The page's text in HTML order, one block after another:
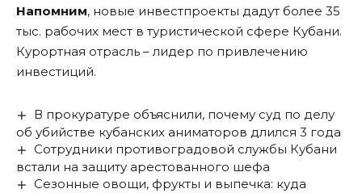
Напомним, новые инвестпроекты дадут более 35
тыс. рабочих мест в туристической сфере Кубани.
Курортная отрасль – лидер по привлечению
инвестиций.
В прокуратуре объяснили, почему суд по делу
об убийстве кубанских аниматоров длился 3 года
Сотрудники противоградовой службы Кубани
встали на защиту арестованного шефа
Сезонные овощи, фрукты и выпечка: куда